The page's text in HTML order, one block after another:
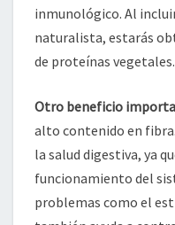
inmunológico. Al
naturalista, estarás
de proteínas vegetales.
Otro beneficio
alto contenido en
la salud digestiva, ya
funcionamiento del
problemas como el